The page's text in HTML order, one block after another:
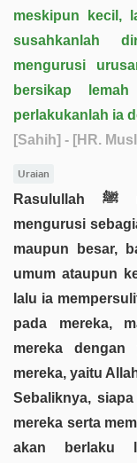
meskipun kecil,
susahkanlah
mengurusi
bersikap
perlakukanlah ia
[Sahih] - [HR.
Uraian
Rasulullah ﷺ mendoakan setiap orang yang
mengurusi
maupun besar,
umum ataupun
lalu ia
pada mereka,
mereka dengan
mereka, yaitu
Sebaliknya,
mereka serta
akan berlaku